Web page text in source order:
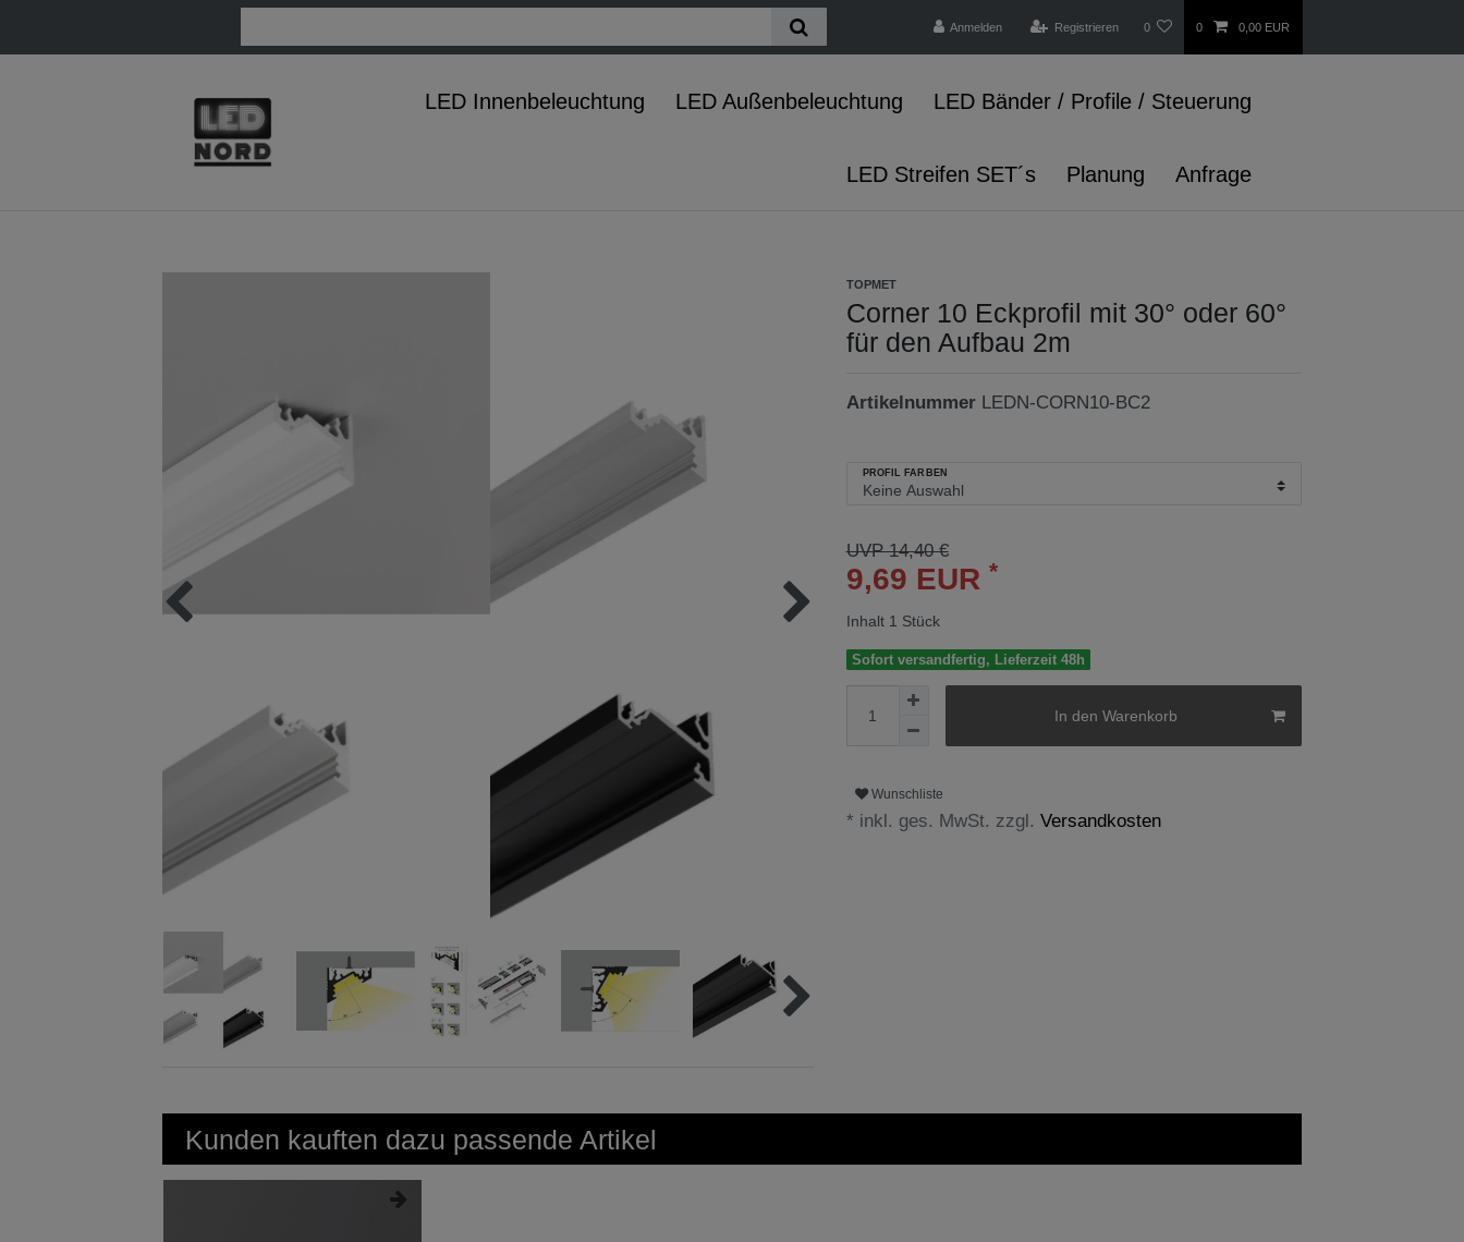
Anmelden Registrieren 0 0 0,00 EUR
LED Innenbeleuchtung LED Außenbeleuchtung LED Bänder / Profile / Steuerung
LED Streifen SET´s Planung Anfrage
TOPMET
Corner 10 Eckprofil mit 30° oder 60°
für den Aufbau 2m
Artikelnummer LEDN-CORN10-BC2
PROFIL FARBEN
UVP 14,40 €
9,69 EUR *
Inhalt 1 Stück
Sofort versandfertig, Lieferzeit 48h
In den Warenkorb
Wunschliste
* inkl. ges. MwSt. zzgl. Versandkosten
Kunden kauften dazu passende Artikel